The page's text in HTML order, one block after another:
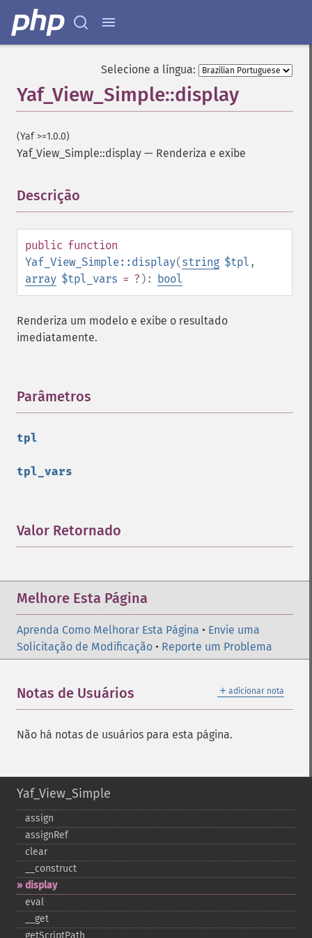
Selecione a língua:
Yaf_View_Simple::display
(Yaf >=1.0.0)
Yaf_View_Simple::display — Renderiza e exibe
Descrição
public function
Yaf_View_Simple::display(string $tpl ,
array $tpl_vars = ? ): bool
Renderiza um modelo e exibe o resultado
imediatamente.
Parâmetros
tpl
tpl_vars
Valor Retornado
Melhore Esta Página
Aprenda Como Melhorar Esta Página • Envie uma
Solicitação de Modificação • Reporte um Problema
＋ adicionar nota
Notas de Usuários
Não há notas de usuários para esta página.
Yaf_View_Simple
assign
assignRef
clear
_​_​construct
display
eval
_​_​get
getScriptPath